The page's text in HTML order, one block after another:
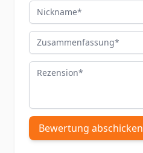
Nickname
Zusammenfassung
Rezension
Bewertung abschicken